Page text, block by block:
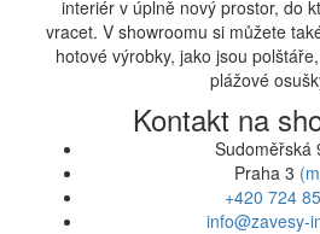
interiér v úplně nový prostor, do
vracet. V showroomu si můžete
hotové výrobky, jako jsou
plážové
Kontakt na
Sudoměřská
Praha 3
+420 724
info@zavesy-